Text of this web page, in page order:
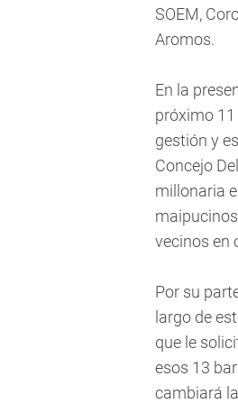
SOEM,
Aromos.
En la
próximo
gestión y
Concejo
millonaria
vecinos en
Por su
largo de
que le
esos 13
cambiará